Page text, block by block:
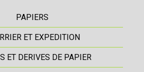
PAPIERS
ET EXPEDITION
ET DERIVES DE PAPIER